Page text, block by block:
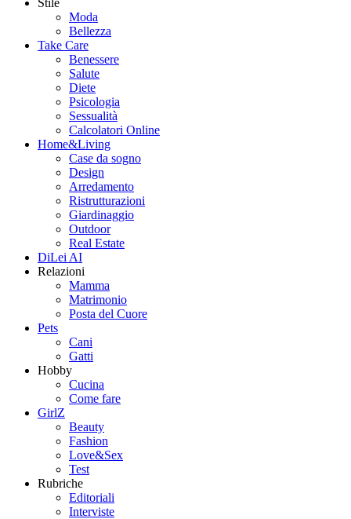
Moda
Bellezza
Take Care
Benessere
Salute
Diete
Psicologia
Sessualità
Calcolatori Online
Home&Living
Case da sogno
Design
Arredamento
Ristrutturazioni
Giardinaggio
Outdoor
Real Estate
DiLei AI
Relazioni
Mamma
Matrimonio
Posta del Cuore
Pets
Cani
Gatti
Hobby
Cucina
Come fare
GirlZ
Beauty
Fashion
Love&Sex
Test
Rubriche
Editoriali
Interviste